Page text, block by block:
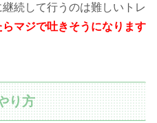
続して行うのは難しいトレ
マジで吐きそうになります
り方